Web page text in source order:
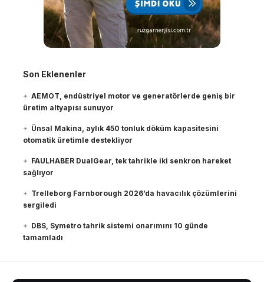
Son Eklenenler
AEMOT, endüstriyel motor ve generatörlerde geniş bir
üretim altyapısı sunuyor
Ünsal Makina, aylık 450 tonluk döküm kapasitesini
otomatik üretimle destekliyor
FAULHABER DualGear, tek tahrikle iki senkron hareket
sağlıyor
Trelleborg Farnborough 2026’da havacılık çözümlerini
sergiledi
DBS, Symetro tahrik sistemi onarımını 10 günde
tamamladı